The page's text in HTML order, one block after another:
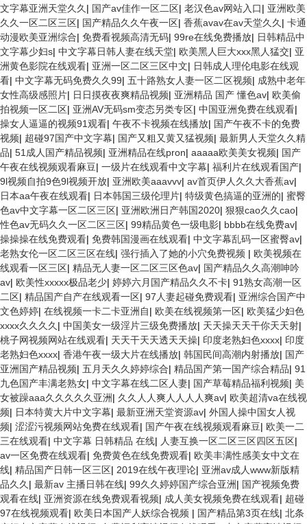
文字幕亚洲天堂久久 | 国产av佳作一区二区| 老汉色av网站入口| 亚洲欧美
久久一区二区三区| 国产精品久久午夜一区| 香蕉avav在av天堂久久 | 卡通
动漫欧美亚洲综合| 免费看视频高清无码| 99re在线免费播放| 日韩精品中
文字幕少妇s| 中文字幕日韩人妻在线天堂| 欧美黑人巨大xxx黑人猛交| 亚
洲黄色影院在线观看| 亚洲一区二区三区中文| 日韩成人理伦电影在线观
看| 中文字幕无码免费久久99| 五十路熟女人妻一区二区视频| 成熟中老年
女性高级感照片| 日日摸夜夜爽精品视频| 亚洲精品 国产 懂色av| 欧美偷
拍视频一区二区| 亚洲AV无码sm变态另类专区| 中国亚洲免费在线观看|
操女人逼逼的视频91观看| 午夜不卡视频在线播放| 国产午夜不卡的免费
视频| 超碰97国产中文字幕| 国产又粗又黄又猛视频| 最新男人天堂久久精
品| 51成人国产精品视频| 亚洲精品在线pron| aaaaa欧美美女视频| 国产
午夜在线视频观看麻豆| 一级片在线观看中文字幕| 福利片在线观看国产|
9l视频自拍9色9l视频开放| 亚洲欧美aaavvv| av首页伊人久久大香蕉av|
日本aa午夜在线观看| 日本韩国三级伦理片| 特级黄色搞逼的亚洲的| 蜜臀
色av中文字幕一区二区三区| 亚洲欧洲日产韩国2020| 狠狠cao久久cao|
性色av无码久久一区二区三区| 99精品黄色一级电影| bbbb在线免费av|
操操操在线免费观看| 免费韩国漫画在线观看| 中文字幕乱码一区蜜臀av|
老熟女伦一区二区三区在线| 强行插入了她的小穴免费视频 | 欧美视频在
线观看一区三区| 精品无人妻一区二区三区色av| 国产精品久久高潮呻吟
av| 欧美性xxxxx极品老少| 婷婷六月国产精品久久不卡| 91熟女高潮一区
二区| 精品国产自产在线观看一区| 97人妻起碰免费观看| 亚洲综合国产中
文色婷婷| 在线视频一卡二卡亚洲自| 欧美在线视频第一区| 欧美猛少妇色
xxxx久久久久 | 中国美女一级淫片三级免费播放| 天天操天天干你天天射|
桃子网视频网站在线观看| 天天干天天透天天操| 印度老熟妇色xxxx| 印度
老熟妇色xxxx| 香港午夜一级大片在线播放| 韩国民间高潮内射播放| 国产
亚洲国产精品视频| 五月天久久婷婷综合| 精品国产第一国产综合精品| 91
九色国产丰满老熟女| 中文字幕在线二区人妻| 国产草莓精品福利视频| 美
女被躁aaa久久久久久亚洲| 久久人人爽人人人人爽av| 欧美超清va在线视
频| 日本特黄大片中文字幕| 最新亚洲天堂资源av| 外国人操中国女人视
频| 涩涩污视频网站免费在线观看| 国产午夜在线视频观看麻豆| 欧美一二
三在线观看| 中文字幕 日韩精品 在线| 人妻互换一区二区三区四区五区|
av一区免费在线观看| 免费黄色在线免费观看| 欧美丰满性感美女中文在
线| 精品国产日韩一区三区| 2019在线午夜理论| 亚洲av成人www新版精
品久久 | 最新av 主播日韩在线| 99久久婷婷国产综合亚洲| 国产视频免费
观看在线| 亚洲资源在线免费观看视频| 成人美女视频免费在线观看| 超碰
97在线视频观看| 欧美日本国产人妖综合视频 | 国产精品第3页在线| 北条